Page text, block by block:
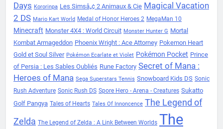
Days Kororinpa Les Simsâ„¢ 2 Animaux & Cie Magical Vacation
2 DS Mario Kart World Medal of Honor Heroes 2 MegaMan 10
Minecraft Monster 4X4 : World Circuit Monster Hunter G Mortal
Kombat Armageddon Phoenix Wright : Ace Attorney Pokemon Heart
Gold et Soul Silver Pokémon Ecarlate et Violet Pokémon Pocket Prince
of Persia : Les Sables Oubliés Rune Factory Secret of Mana :
Heroes of Mana Sega Superstars Tennis Snowboard Kids DS Sonic
Rush Adventure Sonic Rush DS Spore Hero - Arena - Creatures Sukatto
Golf Pangya Tales of Hearts Tales Of Innoncence The Legend of
Zelda The Legend of Zelda : A Link Between Worlds The